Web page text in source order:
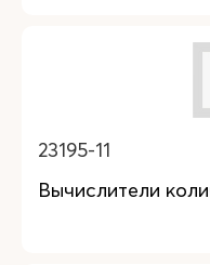
23195-11
Вычислители